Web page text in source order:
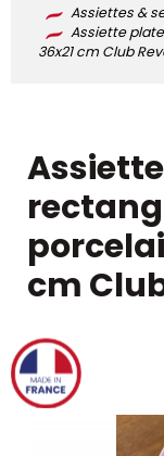
Assiettes &
Assiette
36x21 cm Club
cm